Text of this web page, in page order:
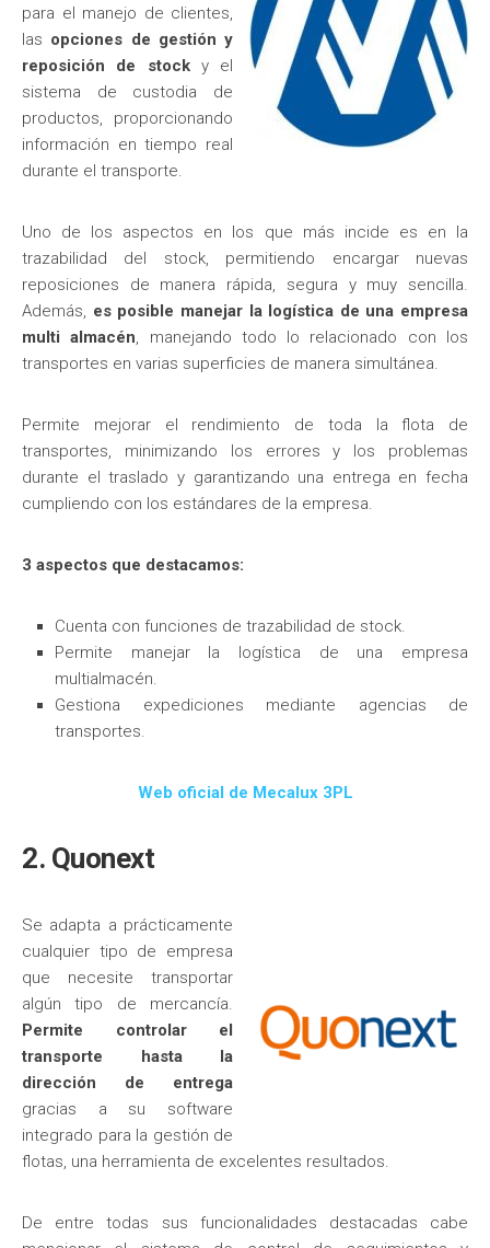
para el manejo de clientes,
las opciones de gestión y
reposición de stocky el
sistema de custodia de
productos, proporcionando
información en tiempo real
durante el transporte.
Uno de los aspectos en los que más incide es en la
trazabilidad del stock, permitiendo encargar nuevas
reposiciones de manera rápida, segura y muy sencilla.
Además, es posible manejar la logística de una empresa
multi almacén, manejando todo lo relacionado con los
transportes en varias superficies de manera simultánea.
Permite mejorar el rendimiento de toda la flota de
transportes, minimizando los errores y los problemas
durante el traslado y garantizando una entrega en fecha
cumpliendo con los estándares de la empresa.
3 aspectos que destacamos:
Cuenta con funciones de trazabilidad de stock.
Permite manejar la logística de una empresa
multialmacén.
Gestiona expediciones mediante agencias de
transportes.
Web oficial de Mecalux 3PL
2. Quonext
Se adapta a prácticamente
cualquier tipo de empresa
que necesite transportar
algún tipo de mercancía.
Permite controlar el
transporte hasta la
dirección de entrega
gracias a su software
integrado para la gestión de
flotas, una herramienta de excelentes resultados.
De entre todas sus funcionalidades destacadas cabe